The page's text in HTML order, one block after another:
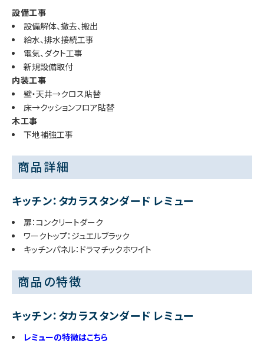
設備工事
設備解体、撤去、搬出
給水、排水接続工事
電気、ダクト工事
新規設備取付
内装工事
壁・天井→クロス貼替
床→クッションフロア貼替
木工事
下地補強工事
商品詳細
キッチン：タカラスタンダード レミュー
扉：コンクリートダーク
ワークトップ：ジュエルブラック
キッチンパネル：ドラマチックホワイト
商品の特徴
キッチン：タカラスタンダード レミュー
レミューの特徴はこちら